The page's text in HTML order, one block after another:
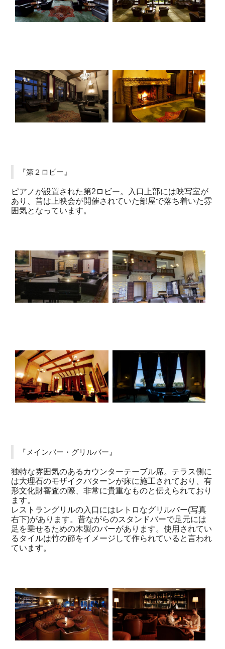
『第２ロビー』
ピアノが設置された第2ロビー。入口上部には映写室が
あり、昔は上映会が開催されていた部屋で落ち着いた雰
囲気となっています。
『メインバー・グリルバー』
独特な雰囲気のあるカウンターテーブル席。テラス側に
は大理石のモザイクパターンが床に施工されており、有
形文化財審査の際、非常に貴重なものと伝えられており
ます。
レストラングリルの入口にはレトロなグリルバー(写真
右下)があります。昔ながらのスタンドバーで足元には
足を乗せるための木製のバーがあります。使用されてい
るタイルは竹の節をイメージして作られていると言われ
ています。